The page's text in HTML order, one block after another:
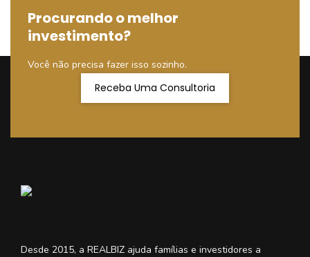
Procurando o melhor
investimento?
Você não precisa fazer isso sozinho.
Receba Uma Consultoria
Desde 2015, a REALBIZ ajuda famílias e investidores a